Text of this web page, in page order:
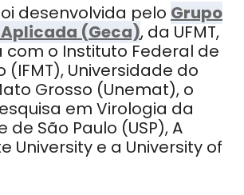
desenvolvida pelo Grupo
(Geca), da UFMT,
o Instituto Federal de
(IFMT), Universidade do
Grosso (Unemat), o
em Virologia da
de São Paulo (USP), A
University e a University of